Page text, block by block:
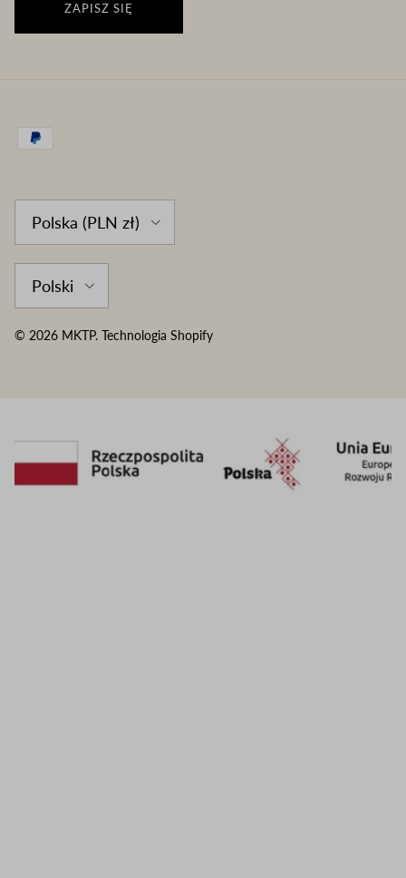
ZAPISZ SIĘ
Polska (PLN zł)
Polski
© 2026 MKTP. Technologia Shopify